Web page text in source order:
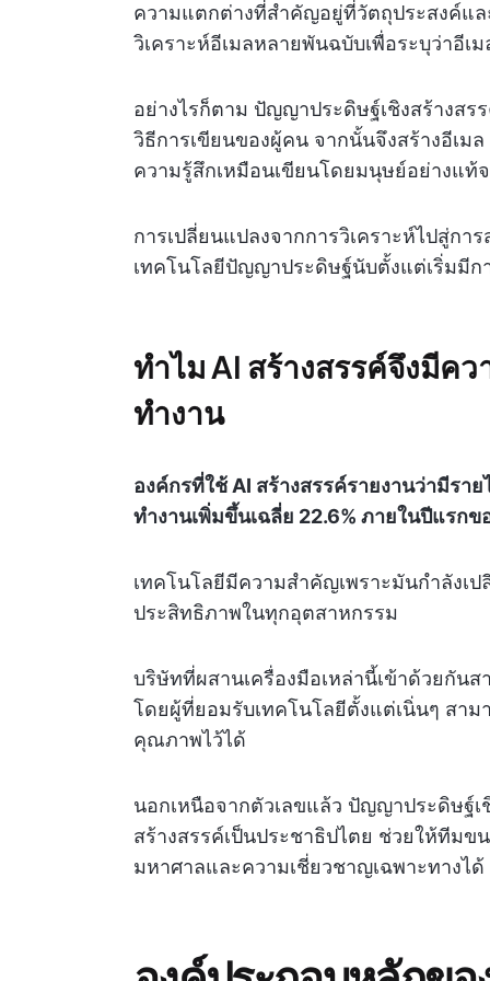
ความแตกต่างที่สำคัญอยู่ที่วัตถุประสงค์แล
วิเคราะห์อีเมลหลายพันฉบับเพื่อระบุว่าอีเ
อย่างไรก็ตาม ปัญญาประดิษฐ์เชิงสร้างสร
วิธีการเขียนของผู้คน จากนั้นจึงสร้างอีเม
ความรู้สึกเหมือนเขียนโดยมนุษย์อย่างแท้
การเปลี่ยนแปลงจากการวิเคราะห์ไปสู่ก
เทคโนโลยีปัญญาประดิษฐ์นับตั้งแต่เริ่มมี
ทำไม AI สร้างสรรค์จึงมีค
ทำงาน
องค์กรที่ใช้ AI สร้างสรรค์รายงานว่ามีรา
ทำงานเพิ่มขึ้นเฉลี่ย 22.6% ภายในปีแรกข
เทคโนโลยีมีความสำคัญเพราะมันกำลังเ
ประสิทธิภาพในทุกอุตสาหกรรม
บริษัทที่ผสานเครื่องมือเหล่านี้เข้าด้วยกัน
โดยผู้ที่ยอมรับเทคโนโลยีตั้งแต่เนิ่นๆ สา
คุณภาพไว้ได้
นอกเหนือจากตัวเลขแล้ว ปัญญาประดิษฐ์
สร้างสรรค์เป็นประชาธิปไตย ช่วยให้ทีม
มหาศาลและความเชี่ยวชาญเฉพาะทางได้